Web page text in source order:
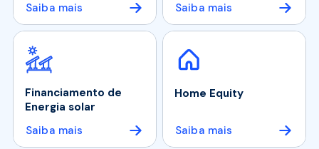
Saiba mais
Saiba mais
Financiamento de
Energia solar
Saiba mais
Home Equity
Saiba mais